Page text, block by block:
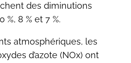
des diminutions
%, 8 % et 7 %.
atmosphériques, les
d’azote (NOx) ont